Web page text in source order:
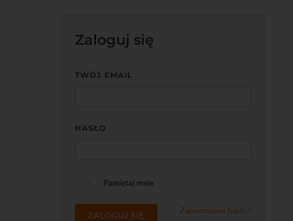
Zaloguj się
TWÓJ EMAIL
HASŁO
Pamiętaj mnie
ZALOGUJ SIĘ
Zapomniane hasło?